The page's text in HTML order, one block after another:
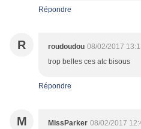
Répondre
R roudoudou 08/02/2017
trop belles ces atc bisous
Répondre
M MissParker 08/02/2017